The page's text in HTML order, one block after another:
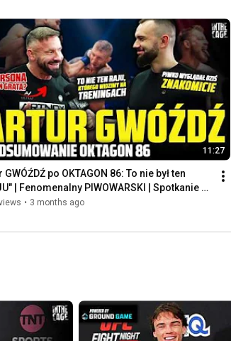
11:27
GWÓŹDŹ po OKTAGON 86: To nie był ten
| Fenomenalny PIWOWARSKI | Spotkanie z
• 3 months ago